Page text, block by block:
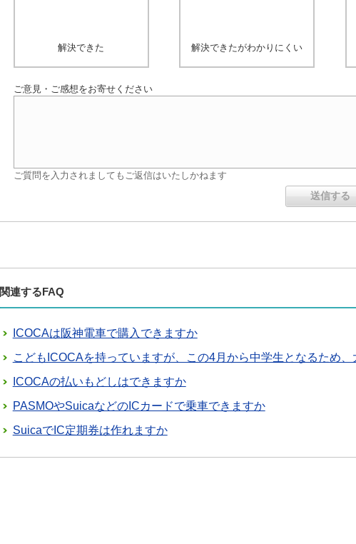
解決できた 解決できたがわかりにくい
ご意見・ご感想をお寄せください
ご質問を入力されましてもご返信はいたしかねます
関連するFAQ
ICOCAは阪神電車で購入できますか
こどもICOCAを持っていますが、この4月から中学生となるため
ICOCAの払いもどしはできますか
PASMOやSuicaなどのICカードで乗車できますか
SuicaでIC定期券は作れますか